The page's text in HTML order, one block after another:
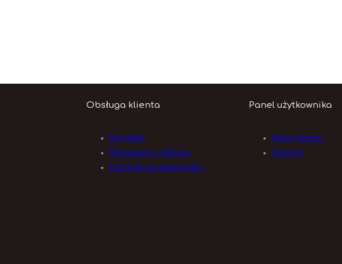
Obsługa klienta
Kontakt
Regulamin sklepu
Polityka prywatności
Panel użytkownika
Moje Konto
Koszyk